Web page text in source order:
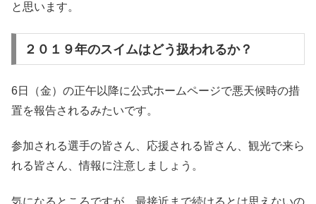
と思います。
２０１９年のスイムはどう扱われるか？
6日（金）の正午以降に公式ホームページで悪天候時の措
置を報告されるみたいです。
参加される選手の皆さん、応援される皆さん、観光で来ら
れる皆さん、情報に注意しましょう。
気になるところですが、最接近まで続けるとは思えないの